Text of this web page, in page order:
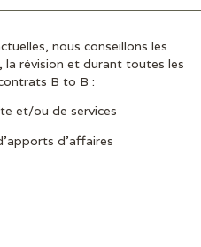
nous conseillons les
la révision et durant toutes les
B to B :
et/ou de services
d’affaires